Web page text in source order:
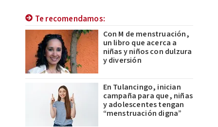
Te recomendamos:
Con M de menstruación,
un libro que acerca a
niñas y niños con dulzura
y diversión
En Tulancingo, inician
campaña para que, niñas
y adolescentes tengan
“menstruación digna”